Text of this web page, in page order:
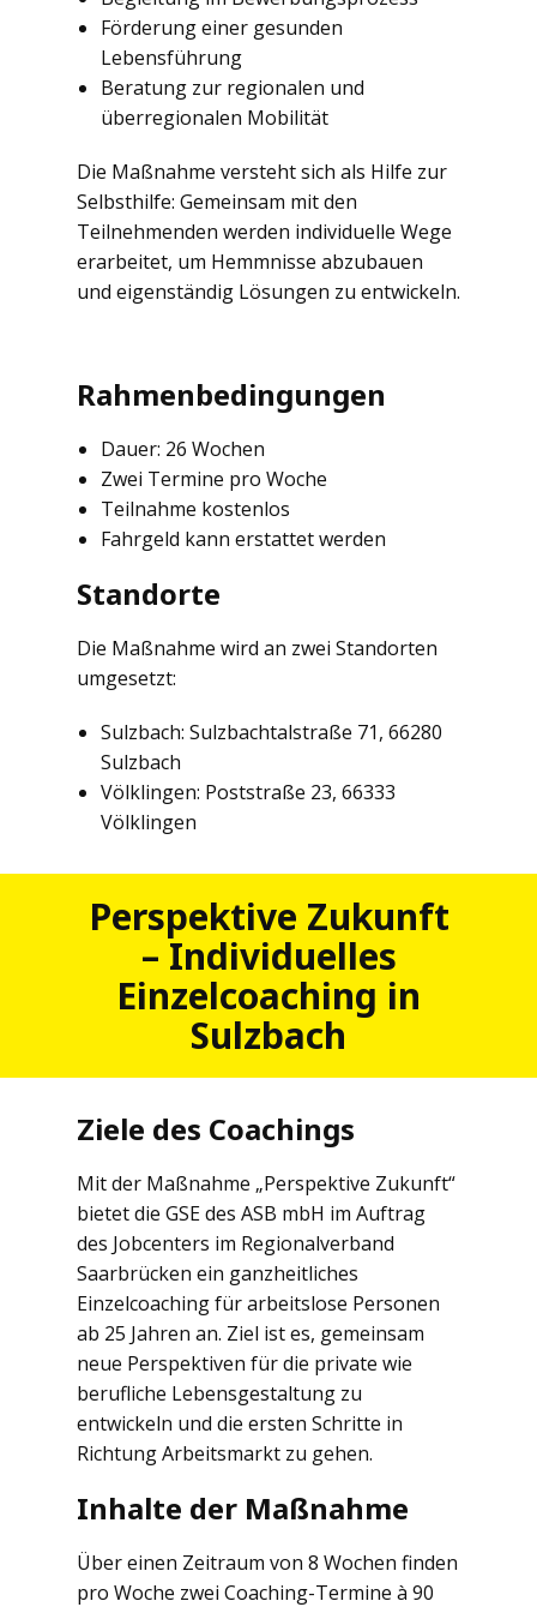
Förderung einer gesunden
Lebensführung
Beratung zur regionalen und
überregionalen Mobilität
Die Maßnahme versteht sich als Hilfe zur
Selbsthilfe: Gemeinsam mit den
Teilnehmenden werden individuelle Wege
erarbeitet, um Hemmnisse abzubauen
und eigenständig Lösungen zu entwickeln.
Rahmenbedingungen
Dauer: 26 Wochen
Zwei Termine pro Woche
Teilnahme kostenlos
Fahrgeld kann erstattet werden
Standorte
Die Maßnahme wird an zwei Standorten
umgesetzt:
Sulzbach: Sulzbachtalstraße 71, 66280
Sulzbach
Völklingen: Poststraße 23, 66333
Völklingen
Perspektive Zukunft
– Individuelles
Einzelcoaching in
Sulzbach
Ziele des Coachings
Mit der Maßnahme „Perspektive Zukunft“
bietet die GSE des ASB mbH im Auftrag
des Jobcenters im Regionalverband
Saarbrücken ein ganzheitliches
Einzelcoaching für arbeitslose Personen
ab 25 Jahren an. Ziel ist es, gemeinsam
neue Perspektiven für die private wie
berufliche Lebensgestaltung zu
entwickeln und die ersten Schritte in
Richtung Arbeitsmarkt zu gehen.
Inhalte der Maßnahme
Über einen Zeitraum von 8 Wochen finden
pro Woche zwei Coaching-Termine à 90